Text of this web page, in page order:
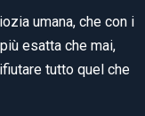
umana, che con i
esatta che mai,
tutto quel che